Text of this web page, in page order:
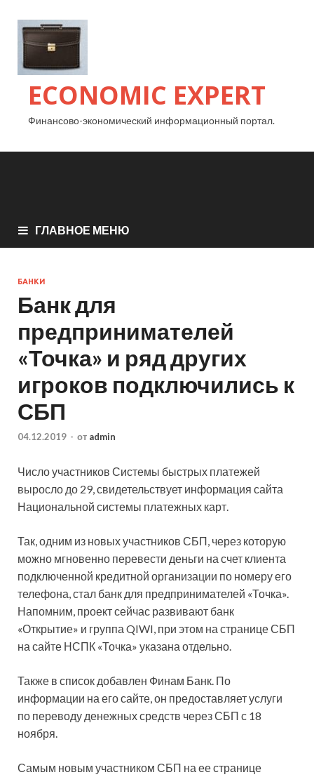
ECONOMIC EXPERT
Финансово-экономический информационный портал.
ГЛАВНОЕ МЕНЮ
БАНКИ
Банк для
предпринимателей
«Точка» и ряд других
игроков подключились к
СБП
04.12.2019 - от admin
Число участников Системы быстрых платежей
выросло до 29, свидетельствует информация сайта
Национальной системы платежных карт.
Так, одним из новых участников СБП, через которую
можно мгновенно перевести деньги на счет клиента
подключенной кредитной организации по номеру его
телефона, стал банк для предпринимателей «Точка».
Напомним, проект сейчас развивают банк
«Открытие» и группа QIWI, при этом на странице СБП
на сайте НСПК «Точка» указана отдельно.
Также в список добавлен Финам Банк. По
информации на его сайте, он предоставляет услуги
по переводу денежных средств через СБП с 18
ноября.
Самым новым участником СБП на ее странице